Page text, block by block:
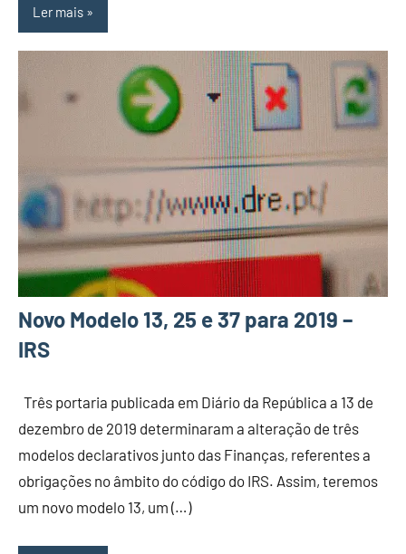
Ler mais
Novo Modelo 13, 25 e 37 para 2019 –
IRS
Três portaria publicada em Diário da República a 13 de
dezembro de 2019 determinaram a alteração de três
modelos declarativos junto das Finanças, referentes a
obrigações no âmbito do código do IRS. Assim, teremos
um novo modelo 13, um (…)